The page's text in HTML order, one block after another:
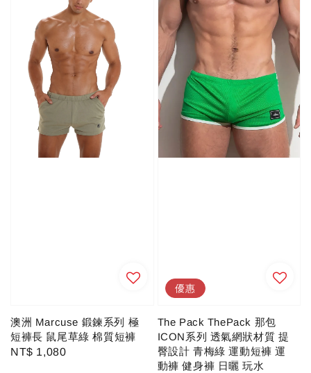
澳洲 Marcuse 鍛鍊系列 極
短褲長 鼠尾草綠 棉質短褲
Regular
NT$ 1,080
優惠
The Pack ThePack 那包
ICON系列 透氣網狀材質 提
臀設計 青梅綠 運動短褲 運
動褲 健身褲 日曬 玩水